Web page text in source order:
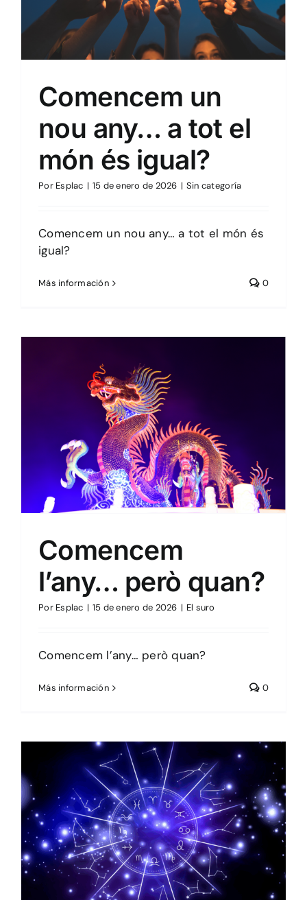
Comencem un
nou any… a tot el
món és igual?
Por Esplac | 15 de enero de 2026 | Sin categoría
Comencem un nou any… a tot el món és
igual?
Más información 0
El suro
Comencem
l’any… però quan?
Por Esplac | 15 de enero de 2026 | El suro
Comencem l’any… però quan?
Más información 0
Passatemps